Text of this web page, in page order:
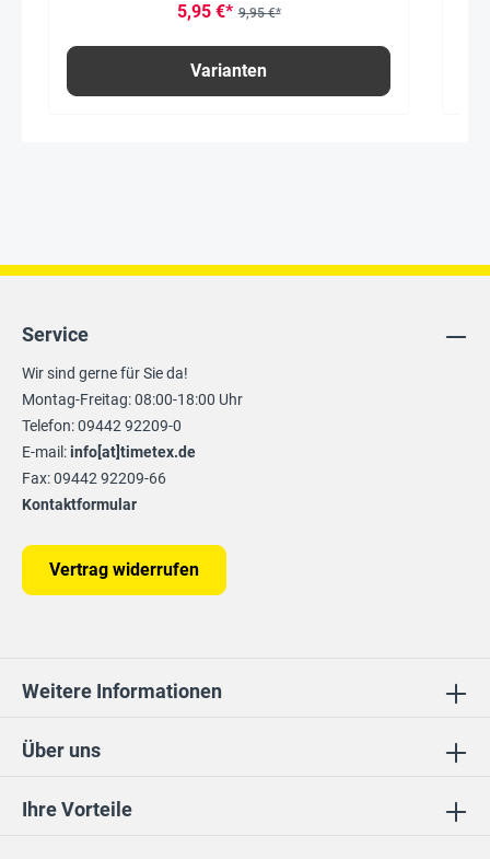
5,95 €* 9,95 €*
Varianten
Ihre Vorteile
Über uns
Service
Wir sind gerne für Sie da!
Montag-Freitag: 08:00-18:00 Uhr
Telefon: 09442 92209-0
E-mail:info[at]timetex.de
Fax: 09442 92209-66
Kontaktformular
Vertrag widerrufen
Weitere Informationen